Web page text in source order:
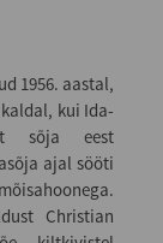
1956. aastal,
kui Ida-
sõja eest
ajal sööti
Christian